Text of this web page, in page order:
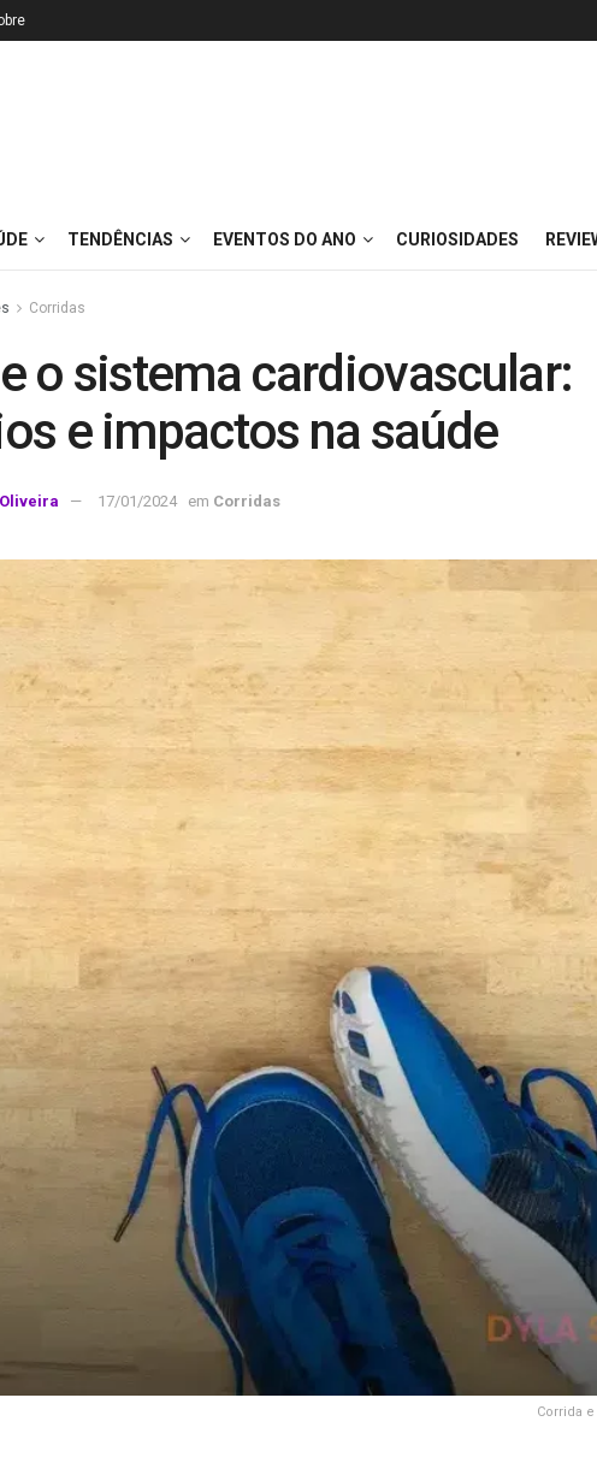
TENDÊNCIAS EVENTOS DO ANO CURIOSIDADES
Corridas
o sistema cardiovascular:
e impactos na saúde
17/01/2024 em Corridas
Corrida